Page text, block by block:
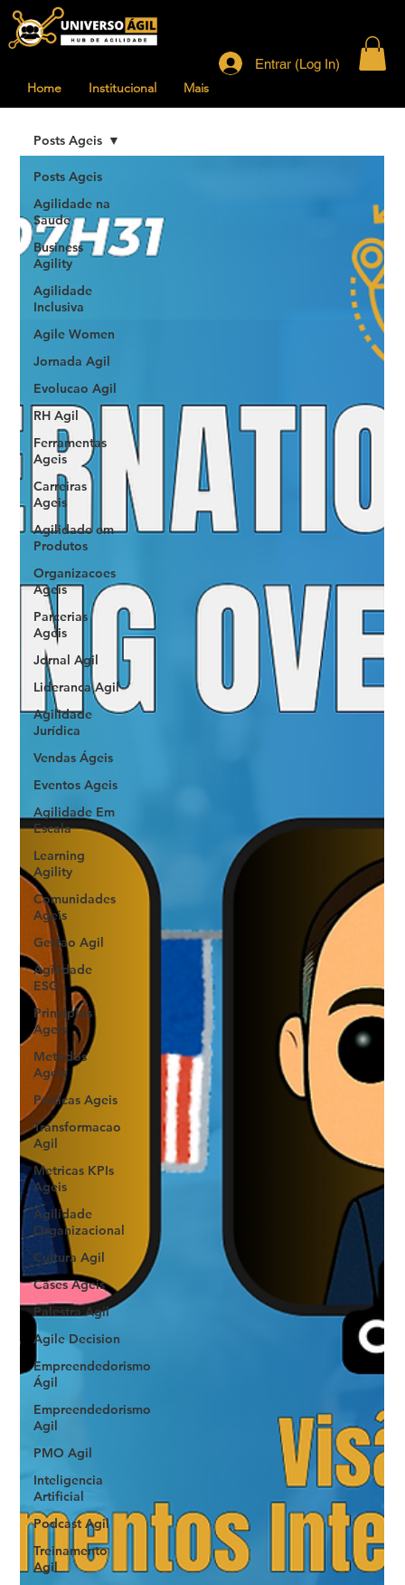
Home Institucional Mais
Entrar (Log In)
Posts Ageis
Agilidade na
Saude
Business
Agility
Agilidade
Inclusiva
Agile Women
Jornada Agil
Evolucao Agil
RH Agil
Ferramentas
Ageis
Carreiras
Ageis
Agilidade em
Produtos
Organizacoes
Ageis
Parcerias
Ageis
Jornal Agil
Lideranca Agil
Agilidade
Jurídica
Vendas Ágeis
Eventos Ageis
Agilidade Em
Escala
Learning
Agility
Comunidades
Ageis
Gestao Agil
Agilidade
ESG
Principios
Ageis
Metodos
Ageis
Praticas Ageis
Transformacao
Agil
Metricas KPIs
Ageis
Agilidade
Organizacional
Cultura Agil
Cases Ageis
Palestra Agil
Agile Decision
Empreendedorismo
Ágil
Empreendedorismo
Agil
PMO Agil
Inteligencia
Artificial
Podcast Agil
Treinamento
Agil
Posts Ageis